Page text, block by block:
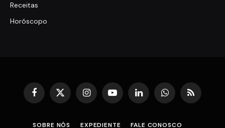
Receitas
Horóscopo
Facebook
X
InstagramYouTubeLinkedInWhatsAppRSS
SOBRE NÓS EXPEDIENTE FALE CONOSCO